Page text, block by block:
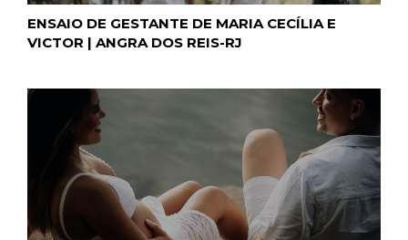
ENSAIO DE GESTANTE DE MARIA CECÍLIA E
VICTOR | ANGRA DOS REIS-RJ